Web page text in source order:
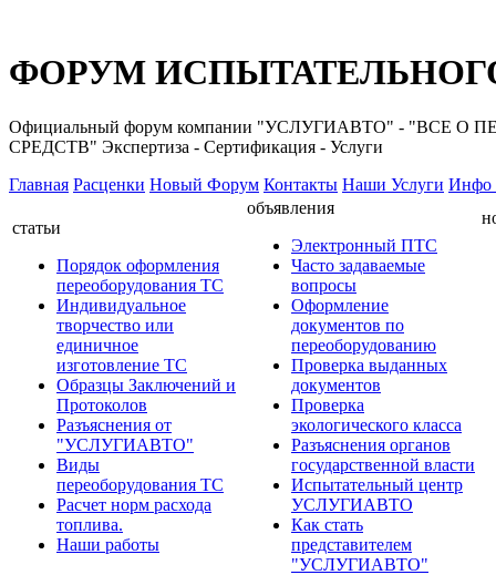
ФОРУМ
Официальный форум компании "УСЛУГИАВТО" -
СРЕДСТВ" Экспертиза - Сертификация - Услуги
Главная Расценки Новый Форум Контакты Наши Услуги Инфо
статьи
Порядок оформления
переоборудования ТС
Индивидуальное
творчество или
единичное
изготовление ТС
Образцы Заключений и
Протоколов
Разъяснения от
"УСЛУГИАВТО"
Виды
переоборудования ТС
Расчет норм расхода
топлива.
Наши работы
объявления
Электронный ПТС
Часто задаваемые
вопросы
Оформление
документов по
переоборудованию
Проверка выданных
документов
Проверка
экологического класса
Разъяснения органов
государственной власти
Испытательный центр
УСЛУГИАВТО
Как стать
представителем
"УСЛУГИАВТО"